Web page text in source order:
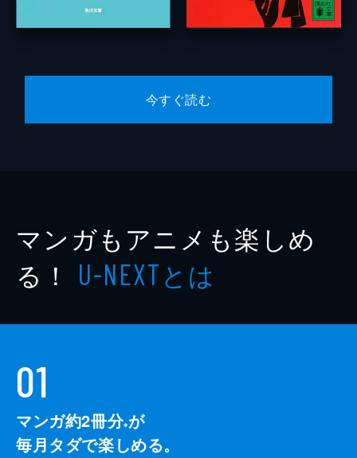
今すぐ読む
マンガもアニメも楽しめ
る！ U-NEXTとは
01
マンガ約2冊分※が
毎月タダで楽しめる。